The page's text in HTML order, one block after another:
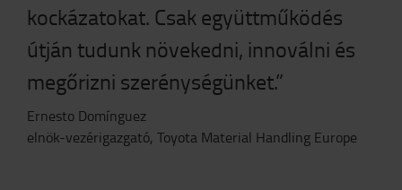
kockázatokat. Csak együttműködés
útján tudunk növekedni, innoválni és
megőrizni szerénységünket.”
Ernesto Domínguez
elnök-vezérigazgató, Toyota Material Handling Europe